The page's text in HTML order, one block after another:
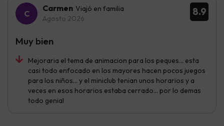
8.9
Carmen Viajó en familia
Agosto 2026
Mejoraria el tema de animacion para los peques… esta
casi todo enfocado en los mayores hacen pocos juegos
para los niños… y el miniclub tenian unos horarios y a
veces en esos horarios estaba cerrado… por lo demas
todo genial
Muy bien